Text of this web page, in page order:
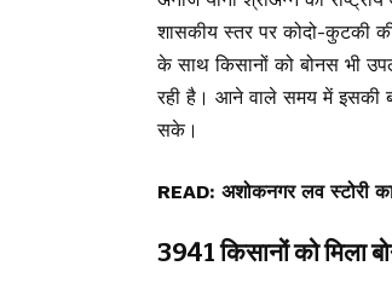
शासकीय स्तर पर कोदो-कुटकी
के साथ किसानों को बोनस भी
रही है। आने वाले समय में इसकी
सके।
READ: अशोकनगर लव स्टोरी
3941 किसानों को मिला